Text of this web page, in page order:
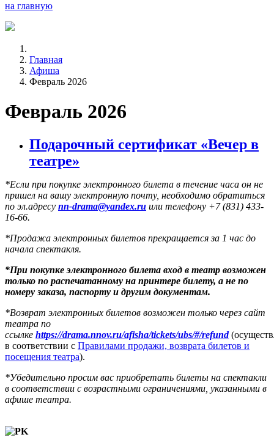
на главную
Главная
Афиша
Февраль 2026
Февраль 2026
Подарочный сертификат «Вечер в
театре»
*Если при покупке электронного билета в течение часа он не
пришел на вашу электронную почту, необходимо обратиться
по эл.адресу nn-drama@yandex.ru или телефону +7 (831) 433-
16-66.
*Продажа электронных билетов прекращается за 1 час до
начала спектакля.
*При покупке электронного билета вход в театр возможен
только по распечатанному на принтере билету, а не по
номеру заказа, паспорту и другим документам.
*Возврат электронных билетов возможен только через сайт
театра по
ссылке https://drama.nnov.ru/afisha/tickets/ubs/#/refund
в соответствии с Правилами продажи, возврата билетов и
посещения театра).
*Убедительно просим вас приобретать билеты на спектакли
в соответствии с возрастными ограничениями, указанными в
афише театра.